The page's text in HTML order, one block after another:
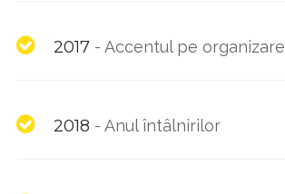
2017 - Accentul pe organizare
2018 - Anul întâlnirilor